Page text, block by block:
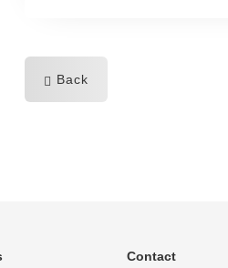
Back
Contact